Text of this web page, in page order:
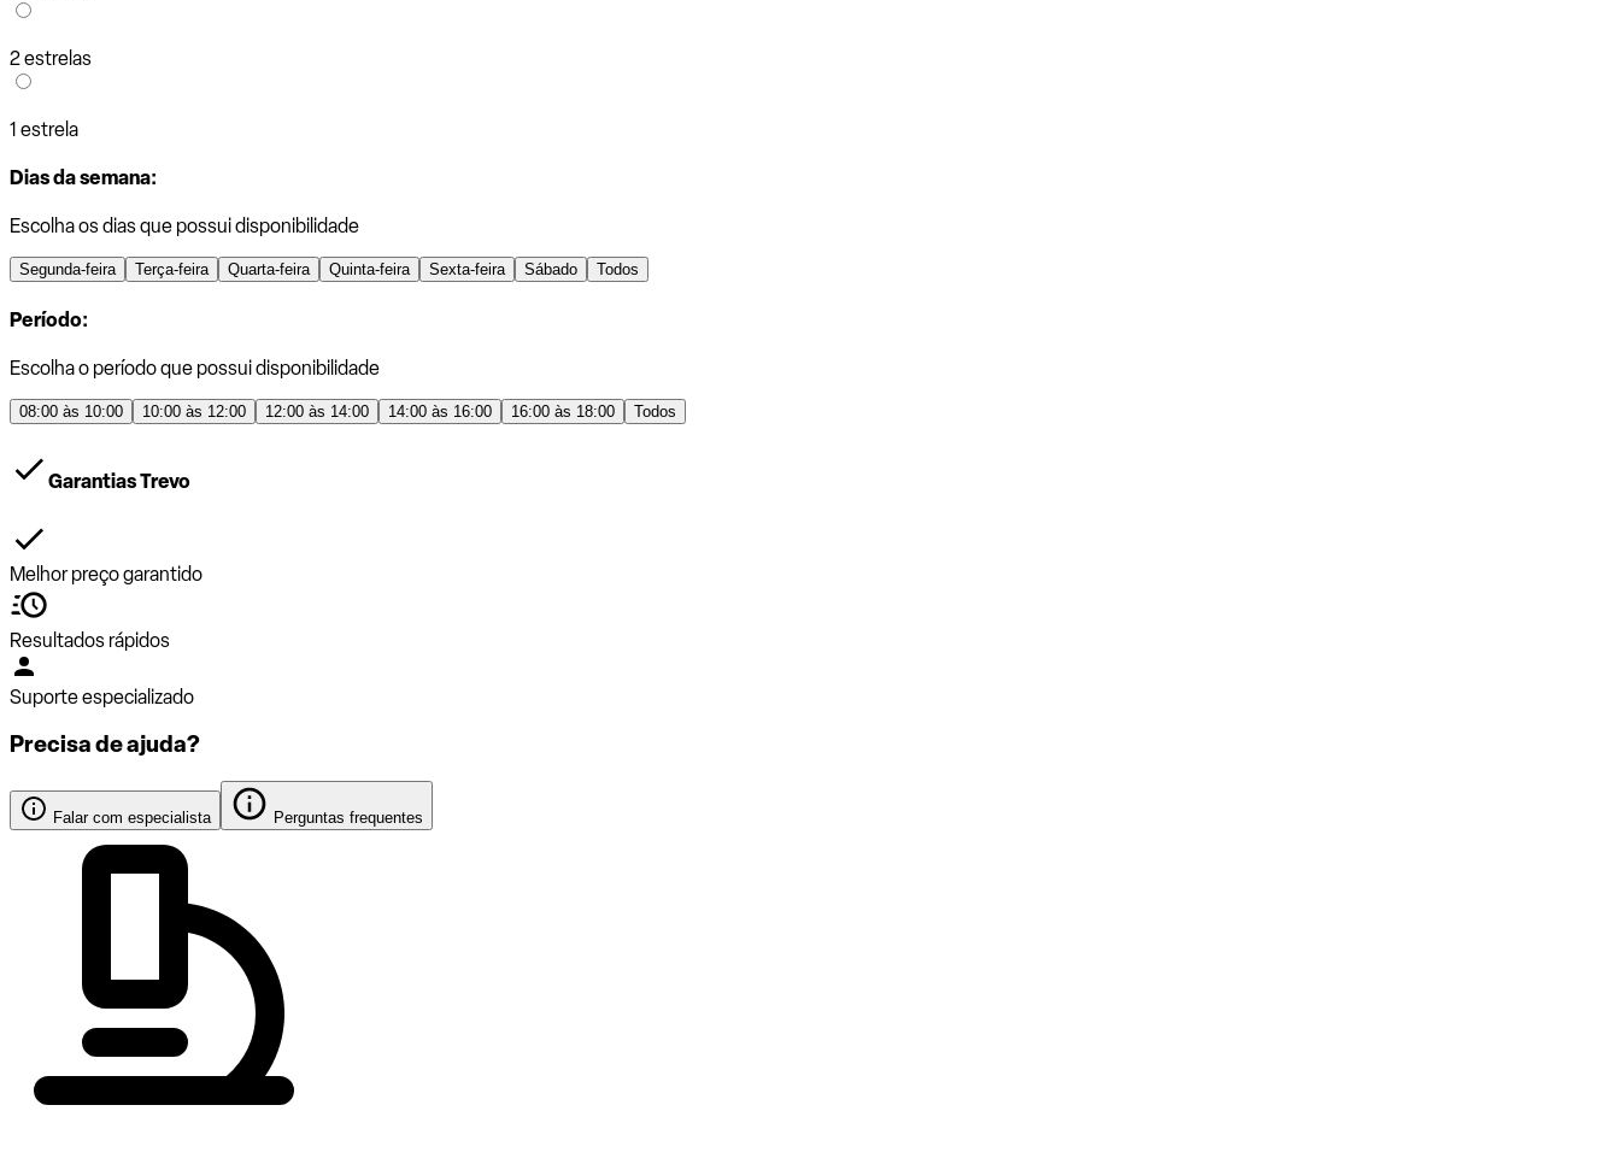
2 estrelas
1 estrela
Dias da semana:
Escolha os dias que possui disponibilidade
Segunda-feira Terça-feira Quarta-feira Quinta-feira Sexta-feira Sábado Todos
Período:
Escolha o período que possui disponibilidade
08:00 às 10:00 10:00 às 12:00 12:00 às 14:00 14:00 às 16:00 16:00 às 18:00 Todos
Garantias Trevo
Melhor preço garantido
Resultados rápidos
Suporte especializado
Precisa de ajuda?
Falar com especialista Perguntas frequentes